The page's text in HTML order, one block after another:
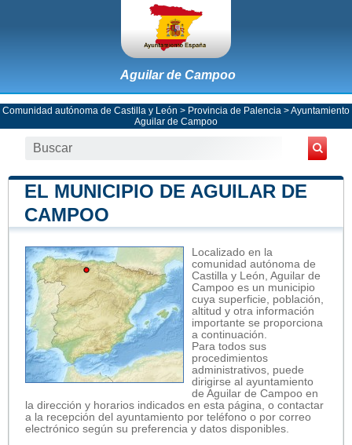
Aguilar de Campoo
Comunidad autónoma de Castilla y León > Provincia de Palencia >Ayuntamiento
Aguilar de Campoo
EL MUNICIPIO DE AGUILAR DE
CAMPOO
Localizado en la
comunidad autónoma de
Castilla y León, Aguilar de
Campoo es un municipio
cuya superficie, población,
altitud y otra información
importante se proporciona
a continuación.
Para todos sus
procedimientos
administrativos, puede
dirigirse al ayuntamiento
de Aguilar de Campoo en
la dirección y horarios indicados en esta página, o contactar
a la recepción del ayuntamiento por teléfono o por correo
electrónico según su preferencia y datos disponibles.